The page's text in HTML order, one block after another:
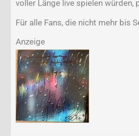
voller Länge live spielen würden,
Für alle Fans, die nicht mehr bis
Anzeige